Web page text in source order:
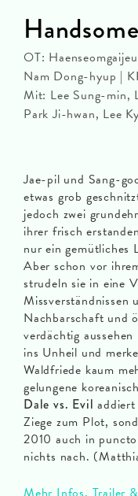
Jae-pil und Sang-
etwas grob
jedoch zwei
ihrer frisch
nur ein gemütliches
Aber schon vor
strudeln sie in eine
Missverständnissen
Nachbarschaft und
verdächtig
ins Unheil und
Waldfriede kaum
gelungene
Dale vs. Evil
Ziege zum Plot,
2010 auch in
nichts nach.
OT: Haenseomgaijeu
Nam Dong-hyup |
Mit: Lee Sung-min,
Park Ji-hwan, Lee